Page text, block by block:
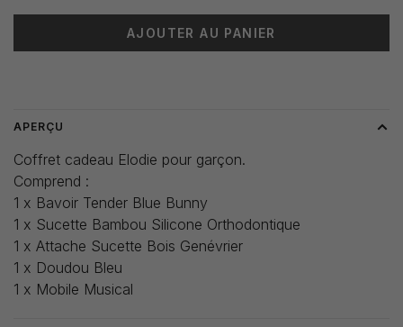
AJOUTER AU PANIER
APERÇU
Coffret cadeau Elodie pour garçon.
Comprend :
1 x Bavoir Tender Blue Bunny
1 x Sucette Bambou Silicone Orthodontique
1 x Attache Sucette Bois Genévrier
1 x Doudou Bleu
1 x Mobile Musical